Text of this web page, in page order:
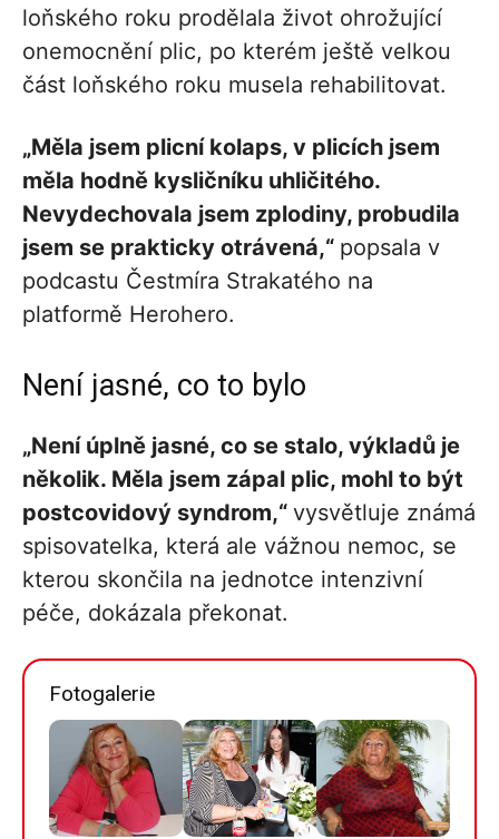
loňského roku prodělala život ohrožující
onemocnění plic, po kterém ještě velkou
část loňského roku musela rehabilitovat.
„Měla jsem plicní kolaps, v plicích jsem
měla hodně kysličníku uhličitého.
Nevydechovala jsem zplodiny, probudila
jsem se prakticky otrávená,“ popsala v
podcastu Čestmíra Strakatého na
platformě Herohero.
Není jasné, co to bylo
„Není úplně jasné, co se stalo, výkladů je
několik. Měla jsem zápal plic, mohl to být
postcovidový syndrom,“ vysvětluje známá
spisovatelka, která ale vážnou nemoc, se
kterou skončila na jednotce intenzivní
péče, dokázala překonat.
Fotogalerie